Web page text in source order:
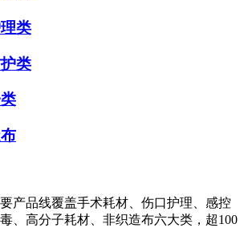
类
类
产品线覆盖手术耗材、伤口护理、感控
、高分子耗材、非织造布六大类，超100